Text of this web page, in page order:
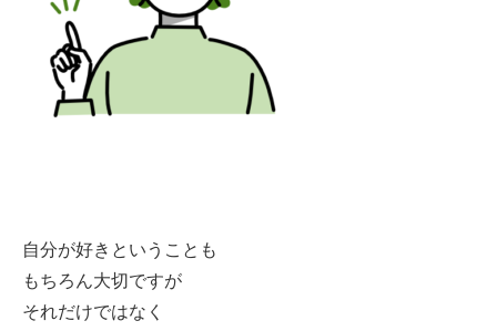
自分が好きということも
もちろん大切ですが
それだけではなく